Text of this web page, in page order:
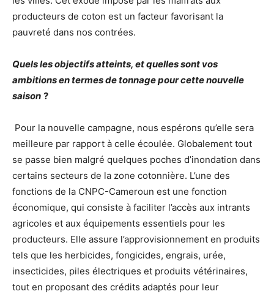
producteurs de coton est un facteur favorisant la
pauvreté dans nos contrées.
Quels les objectifs atteints, et quelles sont vos
ambitions en termes de tonnage pour cette nouvelle
saison ?
Pour la nouvelle campagne, nous espérons qu’elle sera
meilleure par rapport à celle écoulée. Globalement tout
se passe bien malgré quelques poches d’inondation dans
certains secteurs de la zone cotonnière. L’une des
fonctions de la CNPC-Cameroun est une fonction
économique, qui consiste à faciliter l’accès aux intrants
agricoles et aux équipements essentiels pour les
producteurs. Elle assure l’approvisionnement en produits
tels que les herbicides, fongicides, engrais, urée,
insecticides, piles électriques et produits vétérinaires,
tout en proposant des crédits adaptés pour leur